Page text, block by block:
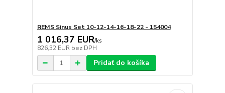
REMS Sinus Set 10-12-14-16-18-22 - 154004
1 016,37 EUR/ks
826,32 EUR bez DPH
Pridať do košíka